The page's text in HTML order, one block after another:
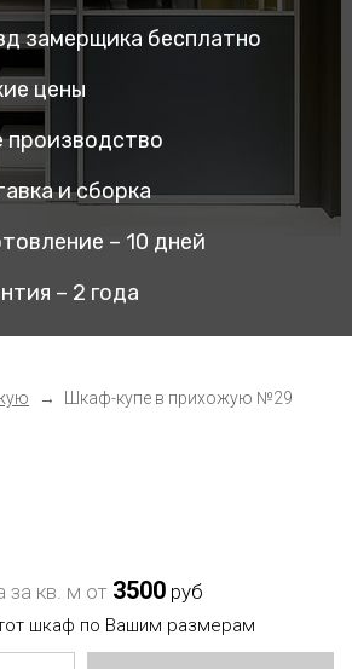
замерщика бесплатно
цены
производство
и сборка
– 10 дней
– 2 года
Шкаф-купе в прихожую №29
за кв. м от 3500 руб
шкаф по Вашим размерам